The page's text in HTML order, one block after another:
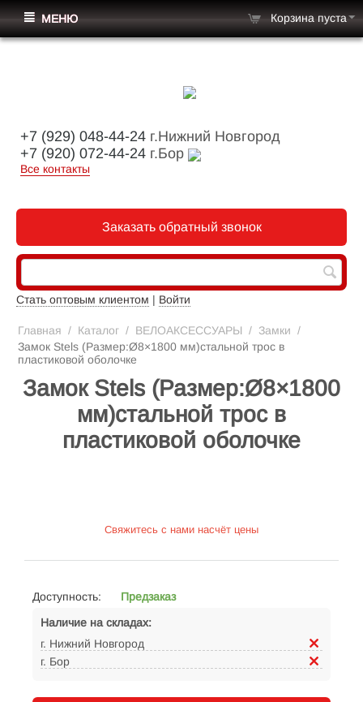
+7 (929) 048-44-24 г.Нижний Новгород
+7 (920) 072-44-24 г.Бор
Все контакты
Заказать обратный звонок
Стать оптовым клиентом | Войти
МЕНЮ Корзина пуста
Главная / Каталог / ВЕЛОАКСЕССУАРЫ / Замки /
Замок Stels (Размер:Ø8×1800 мм)стальной трос в
пластиковой оболочке
Замок Stels (Размер:Ø8×1800
мм)стальной трос в
пластиковой оболочке
Свяжитесь с нами насчёт цены
Доступность:
Предзаказ
Наличие на складах:
г. Нижний Новгород
г. Бор